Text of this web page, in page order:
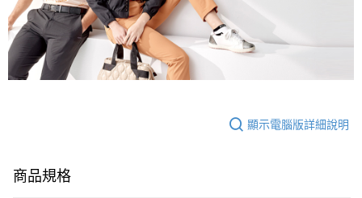
顯示電腦版詳細說明
商品規格